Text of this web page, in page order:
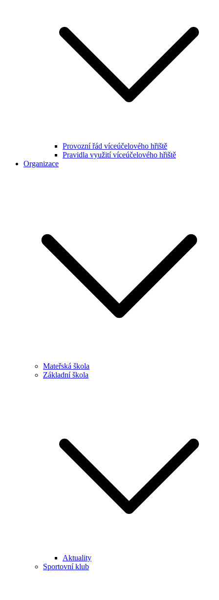
Provozní řád víceúčelového hřiště
Pravidla využití víceúčelového hřiště
Organizace
Mateřská škola
Základní škola
Aktuality
Sportovní klub